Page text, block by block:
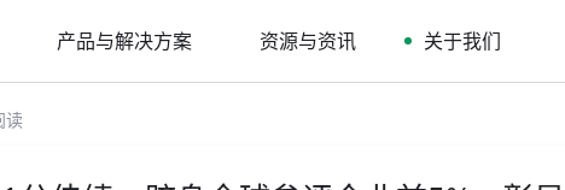
产品与解决方案 资源与资讯 关于我们
读